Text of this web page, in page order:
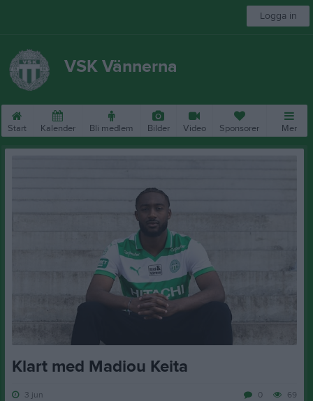
Logga in
VSK Vännerna
Start Kalender Bli medlem Bilder Video Sponsorer Mer
Klart med Madiou Keita
3 jun 69
0